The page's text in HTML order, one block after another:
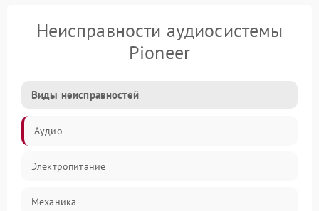
Неисправности аудиосистемы
Pioneer
Виды неисправностей
Аудио
Электропитание
Механика